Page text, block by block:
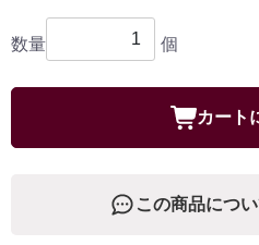
数量 個
カート
この商品につ